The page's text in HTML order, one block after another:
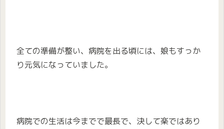
全ての準備が整い、病院を出る頃には、娘もすっか
り元気になっていました。
病院での生活は今までで最長で、決して楽ではあり